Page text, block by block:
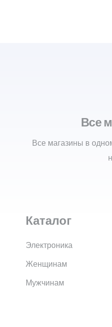
Все
Все магазины в
Каталог
Электроника
Женщинам
Мужчинам